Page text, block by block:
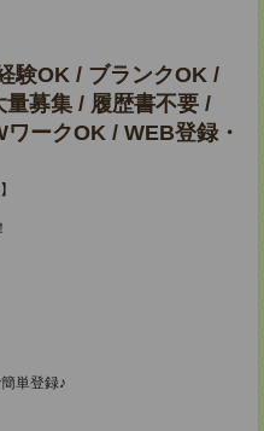
験OK / ブランクOK /
募集 / 履歴書不要 /
ークOK / WEB登録・
単登録♪